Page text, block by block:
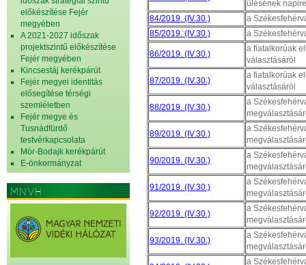
előkészítése Fejér
megyében
A 2021-2027 időszak
projektszintű előkészítése
Fejér megyében
Kincsestáj kerékpárút
Fejér megyei identitás
elősegítése térségi
szemléletben
Fejér megye és
Tusnádfürdő
testvérkapcsolata
Mór-Bodajk kerékpárút
E-önkormányzat
MNVH
ülésének
84/2019. (IV.30.)
a
85/2019. (IV.30.)
a
86/2019. (IV.30.)
a fiatalkorúak
választásáról
87/2019. (IV.30.)
a fiatalkorúak
választásáról
88/2019. (IV.30.)
a
89/2019. (IV.30.)
a
90/2019. (IV.30.)
a
91/2019. (IV.30.)
a
92/2019. (IV.30.)
a
93/2019. (IV.30.)
a
a